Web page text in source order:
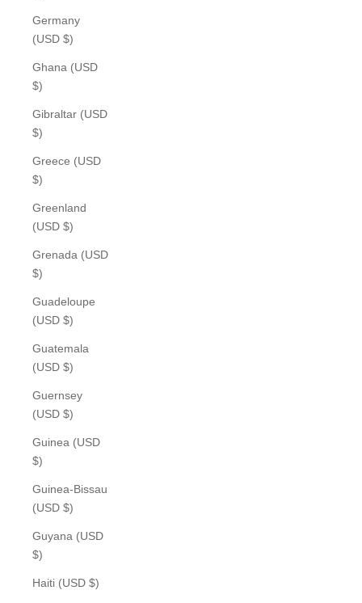
Germany
(USD $)
Ghana (USD
$)
Gibraltar (USD
$)
Greece (USD
$)
Greenland
(USD $)
Grenada (USD
$)
Guadeloupe
(USD $)
Guatemala
(USD $)
Guernsey
(USD $)
Guinea (USD
$)
Guinea-Bissau
(USD $)
Guyana (USD
$)
Haiti (USD $)